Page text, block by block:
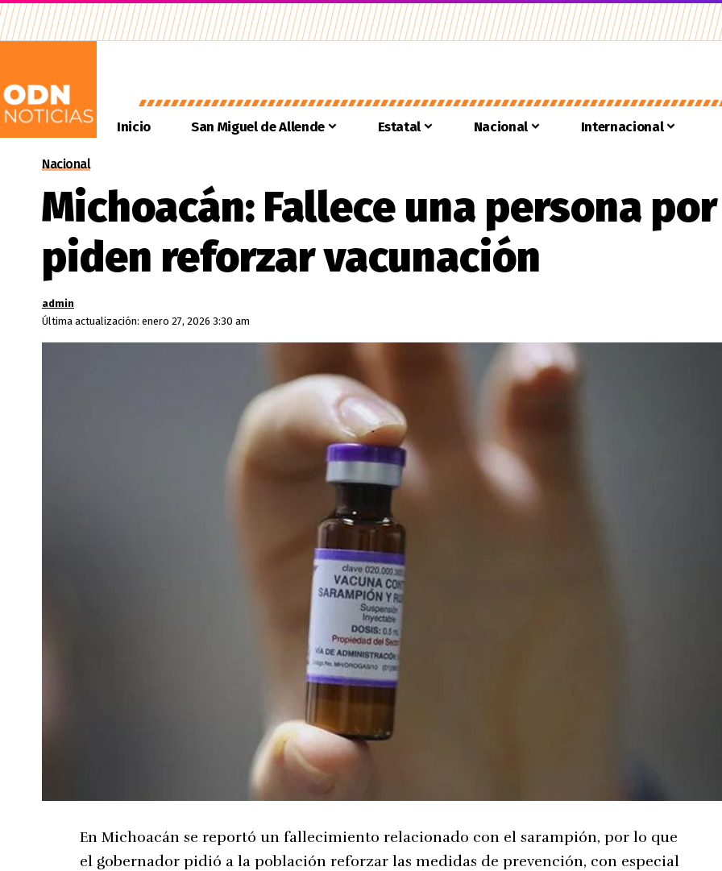
Inicio San Miguel de Allende Estatal Nacional Internacional
Nacional
Michoacán: Fallece una persona
piden reforzar vacunación
Última actualización: enero 27, 2026 3:30 am
admin
En Michoacán se reportó un fallecimiento relacionado con el sarampión, por lo que
el gobernador pidió a la población reforzar las medidas de prevención, con especial